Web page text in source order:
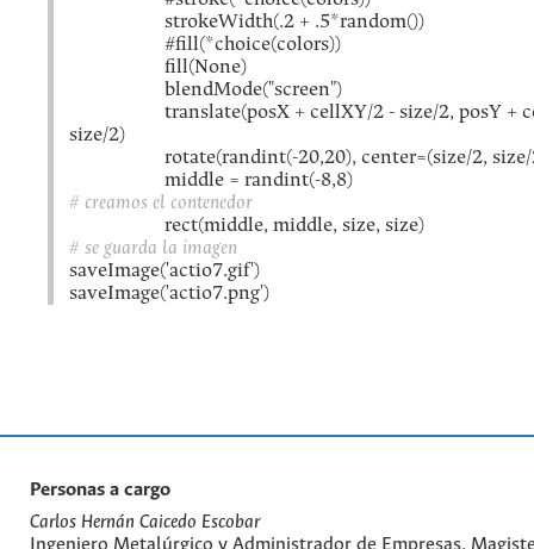
strokeWidth(.2 + .5*random())
#fill(*choice(colors))
fill(None)
blendMode("screen")
translate(posX + cellXY/2 - size/2, posY +
size/2)
rotate(randint(-20,20), center=(size/2, size/
middle = randint(-8,8)
# creamos el contenedor
rect(middle, middle, size, size)
# se guarda la imagen
saveImage('actio7.gif')
saveImage('actio7.png')
Personas a cargo
Carlos Hernán Caicedo Escobar